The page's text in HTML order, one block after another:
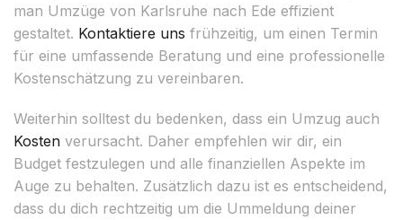
man Umzüge von Karlsruhe nach Ede effizient
gestaltet. Kontaktiere uns frühzeitig, um einen Termin
für eine umfassende Beratung und eine professionelle
Kostenschätzung zu vereinbaren.
Weiterhin solltest du bedenken, dass ein Umzug auch
Kosten verursacht. Daher empfehlen wir dir, ein
Budget festzulegen und alle finanziellen Aspekte im
Auge zu behalten. Zusätzlich dazu ist es entscheidend,
dass du dich rechtzeitig um die Ummeldung deiner